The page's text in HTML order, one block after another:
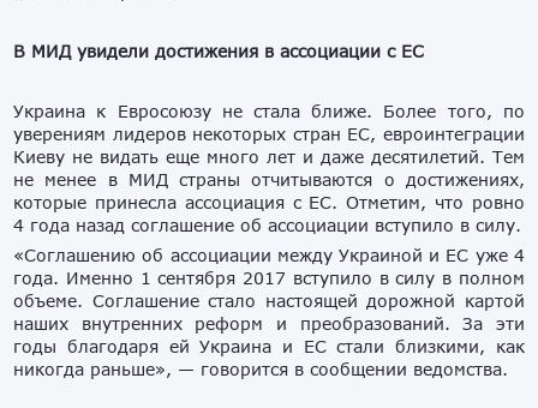
В МИД увидели достижения в ассоциации с ЕС
Украина к Евросоюзу не стала ближе. Более того, по
уверениям лидеров некоторых стран ЕС, евроинтеграции
Киеву не видать еще много лет и даже десятилетий. Тем
не менее в МИД страны отчитываются о достижениях,
которые принесла ассоциация с ЕС. Отметим, что ровно
4 года назад соглашение об ассоциации вступило в силу.
«Соглашению об ассоциации между Украиной и ЕС уже 4
года. Именно 1 сентября 2017 вступило в силу в полном
объеме. Соглашение стало настоящей дорожной картой
наших внутренних реформ и преобразований. За эти
годы благодаря ей Украина и ЕС стали близкими, как
никогда раньше», — говорится в сообщении ведомства.